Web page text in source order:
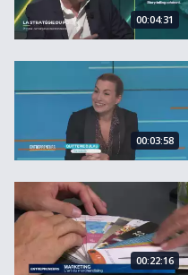
00:04:31
HUMOUR : Martine, le
00:03:58
L&#039;art du
00:22:16